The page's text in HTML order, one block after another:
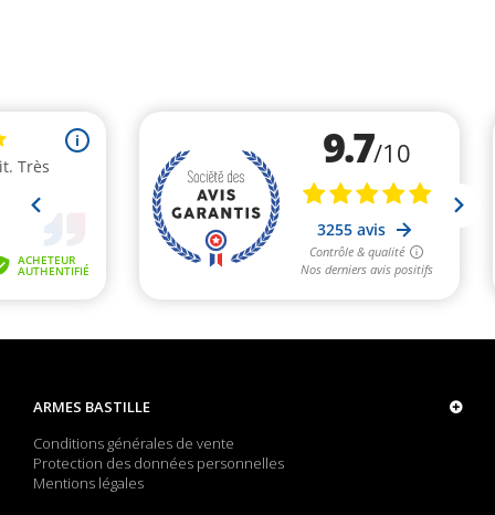
ARMES BASTILLE
Conditions générales de vente
Protection des données personnelles
Mentions légales